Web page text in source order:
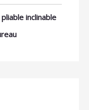
inclinable